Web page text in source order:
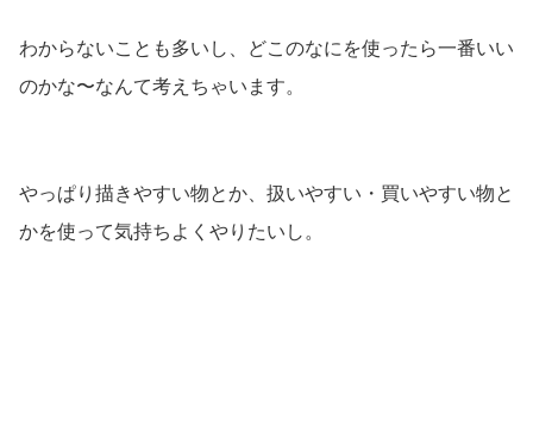
わからないことも多いし、どこのなにを使ったら一番いい
のかな〜なんて考えちゃいます。
やっぱり描きやすい物とか、扱いやすい・買いやすい物と
かを使って気持ちよくやりたいし。